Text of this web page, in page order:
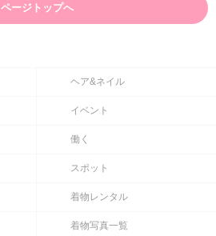
ページトップへ
ヘア&ネイル
イベント
働く
スポット
着物レンタル
着物写真一覧